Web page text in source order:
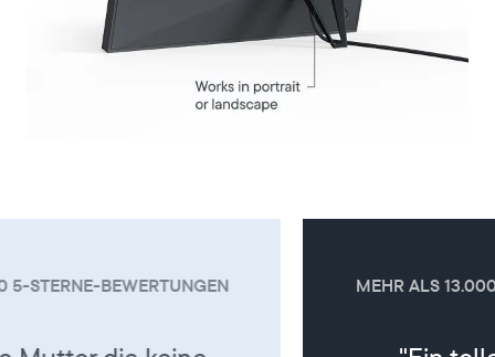
MEHR ALS 13.000 5-STERNE-BEWERTUNGEN